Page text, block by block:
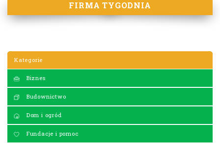
FIRMA TYGODNIA
Kategorie
Biznes
Budownictwo
Dom i ogród
Fundacje i pomoc